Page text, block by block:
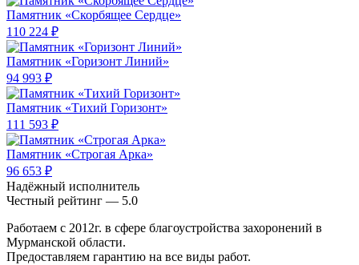
Памятник «Скорбящее Сердце»
110 224 ₽
Памятник «Горизонт Линий»
94 993 ₽
Памятник «Тихий Горизонт»
111 593 ₽
Памятник «Строгая Арка»
96 653 ₽
Надёжный исполнитель
Чеcтный рейтинг — 5.0
Работаем с 2012г. в сфере благоустройства захоронений в
Мурманской области.
Предоставляем гарантию на все виды работ.